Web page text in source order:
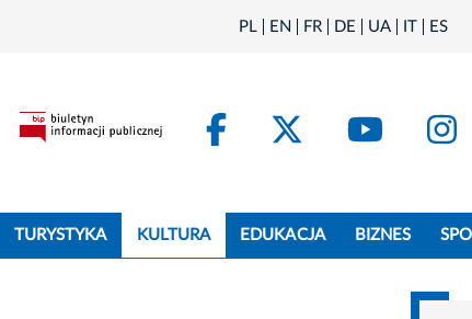
PL EN FR DE UA IT ES
FacebookKraków - X
TURYSTYKA KULTURA EDUKACJA BIZNES